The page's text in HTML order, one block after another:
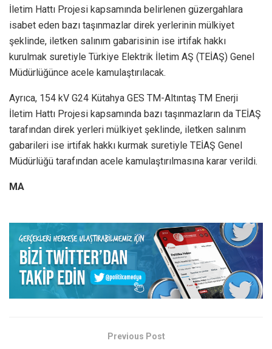
İletim Hattı Projesi kapsamında belirlenen güzergahlara
isabet eden bazı taşınmazlar direk yerlerinin mülkiyet
şeklinde, iletken salınım gabarisinin ise irtifak hakkı
kurulmak suretiyle Türkiye Elektrik İletim AŞ (TEİAŞ) Genel
Müdürlüğünce acele kamulaştırılacak.
Ayrıca, 154 kV G24 Kütahya GES TM-Altıntaş TM Enerji
İletim Hattı Projesi kapsamında bazı taşınmazların da TEİAŞ
tarafından direk yerleri mülkiyet şeklinde, iletken salınım
gabarileri ise irtifak hakkı kurmak suretiyle TEİAŞ Genel
Müdürlüğü tarafından acele kamulaştırılmasına karar verildi.
MA
Previous Post